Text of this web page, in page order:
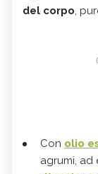
del corpo,
Con olio
agrumi, ad